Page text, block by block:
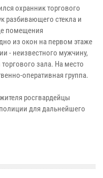
охранник торгового
разбивающего стекла и
помещения
из окон на первом этаже
- неизвестного мужчину,
зала. На место
оперативная группа.
росгвардейцы
для дальнейшего